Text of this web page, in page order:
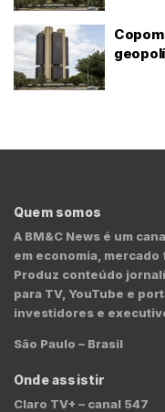
Quem somos
A BM&C News é um
em economia,
Produz conteúdo
para TV, YouTube e
investidores e
São Paulo – Brasil
Onde assistir
Claro TV+ – canal 547